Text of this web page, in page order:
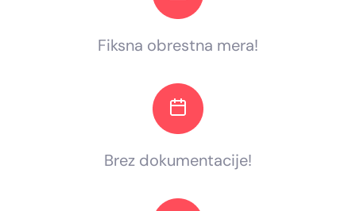
Fiksna obrestna mera!
Brez dokumentacije!